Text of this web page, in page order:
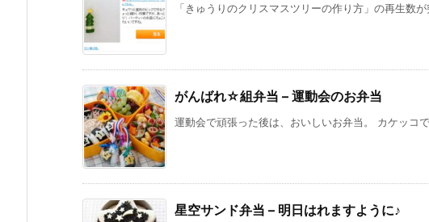
「きゅうりのクリスマスツリーの作り方」の再生数
がんばれ☆組弁当 – 運動会のお弁当
運動会で頑張った後は、おいしいお弁当。 カケッコ
星空サンド弁当 – 明日はれますように♪